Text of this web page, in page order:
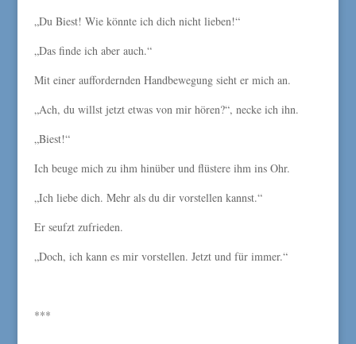
„Du Biest! Wie könnte ich dich nicht lieben!“
„Das finde ich aber auch.“
Mit einer auffordernden Handbewegung sieht er mich an.
„Ach, du willst jetzt etwas von mir hören?“, necke ich ihn.
„Biest!“
Ich beuge mich zu ihm hinüber und flüstere ihm ins Ohr.
„Ich liebe dich. Mehr als du dir vorstellen kannst.“
Er seufzt zufrieden.
„Doch, ich kann es mir vorstellen. Jetzt und für immer.“
***